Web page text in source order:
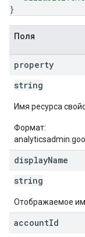
}
Поля
property
string
Имя ресурса
Формат:
displayName
string
Отображаемое
accountId